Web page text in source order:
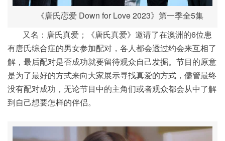
《唐氏恋爱 Down for Love 2023》第一季全5集
又名：唐氏真爱；《唐氏真爱》邀请了在澳洲的6位患
有唐氏综合症的男女参加配对，各人都会透过约会来互相了
解，最后配对是否成功就要留待观众自己发掘。节目的原意
是为了最好的方式来向大家展示寻找真爱的方式，儘管最终
没有配对成功，无论节目中的主角们或者观众都会从中了解
到自己想要怎样的伴侣。